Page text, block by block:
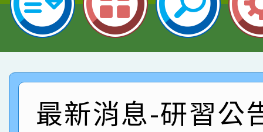
指導老師林老師
賽 劉文瑛教師榮獲教
賀！本校參與2026世
市賽榮獲科學小創客佳
創客第三名。
賀！本校參加桃園市中
賽 洪綺君教師榮獲社
名
賀！本校阿巴斯O蜜、
倩參加桃園市科展 國
賀！本校四年二班張O
最新消息-研習公